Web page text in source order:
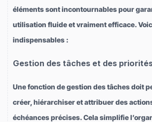
éléments sont incontournables pour
utilisation fluide et vraiment efficace.
indispensables :
Gestion des tâches et des
Une fonction de gestion des tâches doit
créer, hiérarchiser et attribuer des
échéances précises. Cela simplifie